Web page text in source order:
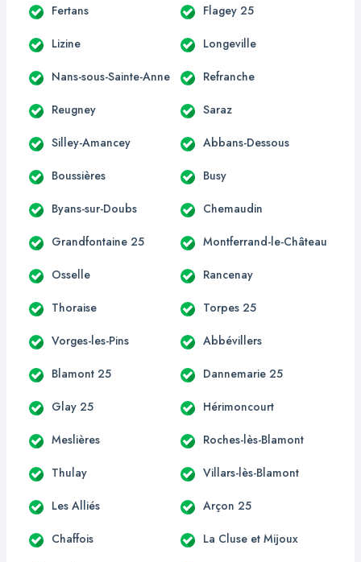
Fertans Flagey 25
Lizine Longeville
Nans-sous-Sainte-Anne Refranche
Reugney Saraz
Silley-Amancey Abbans-Dessous
Boussières Busy
Byans-sur-Doubs Chemaudin
Grandfontaine 25 Montferrand-le-Château
Osselle Rancenay
Thoraise Torpes 25
Vorges-les-Pins Abbévillers
Blamont 25 Dannemarie 25
Glay 25 Hérimoncourt
Meslières Roches-lès-Blamont
Thulay Villars-lès-Blamont
Les Alliés Arçon 25
Chaffois La Cluse et Mijoux